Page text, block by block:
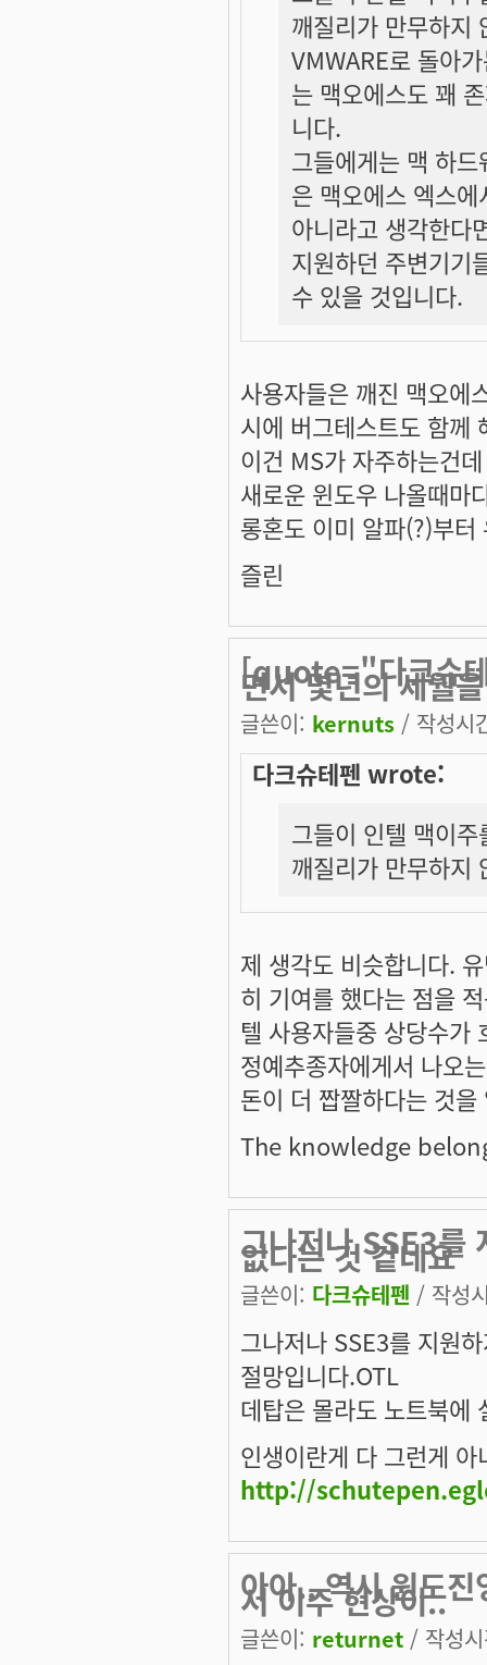
깨질리가 만무하지
VMWARE로 돌아
는 맥오에스도 꽤
니다.
그들에게는 맥 하
은 맥오에스 엑스
아니라고 생각한다
지원하던 주변기기
수 있을 것입니다.
사용자들은 깨진 맥오에
시에 버그테스트도 함께
이건 MS가 자주하는건데
새로운 윈도우 나올때마
롱혼도 이미 알파(?)부터
즐린
[quote="다크슈
면서 몇년의 세월을
글쓴이: kernuts / 작성시
다크슈테펜 wrote:
그들이 인텔 맥이
깨질리가 만무하지
제 생각도 비슷합니다.
히 기여를 했다는 점을
텔 사용자들중 상당수가
정예추종자에게서 나오
돈이 더 짭짤하다는 것
The knowledge
그나저나 SSE3를
없다는 것 같네요
글쓴이: 다크슈테펜 / 작성
그나저나 SSE3를 지원
절망입니다.OTL
데탑은 몰라도 노트북에
인생이란게 다 그런게
http://
아아.. 역시 윈도진
서 이주 현상이..
글쓴이: returnet / 작성